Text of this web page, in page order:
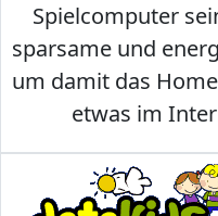
Spielcomputer
sparsame und
um damit das
etwas im